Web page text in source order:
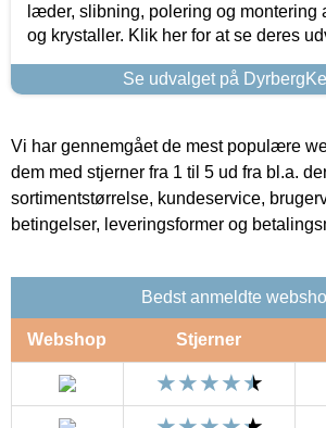
læder, slibning, polering og montering
og krystaller. Klik her for at se deres
Se udvalget på
Vi har gennemgået de mest populære
dem med stjerner fra 1 til 5 ud fra bl.a.
sortimentstørrelse, kundeservice,
betingelser, leveringsformer og
Bedst anmeldte
Webshop Stjerner